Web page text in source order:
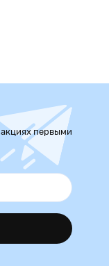
первыми